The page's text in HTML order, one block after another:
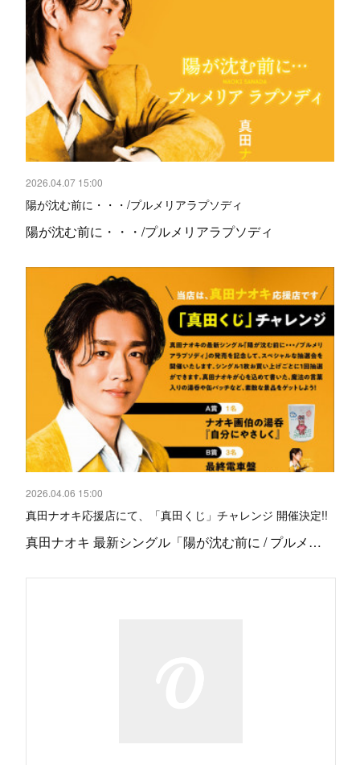
2026.04.07 15:00
陽が沈む前に・・・/プルメリアラプソディ
陽が沈む前に・・・/プルメリアラプソディ
2026.04.06 15:00
真田ナオキ応援店にて、「真田くじ」チャレンジ 開催決定!!
真田ナオキ 最新シングル「陽が沈む前に / プルメ…